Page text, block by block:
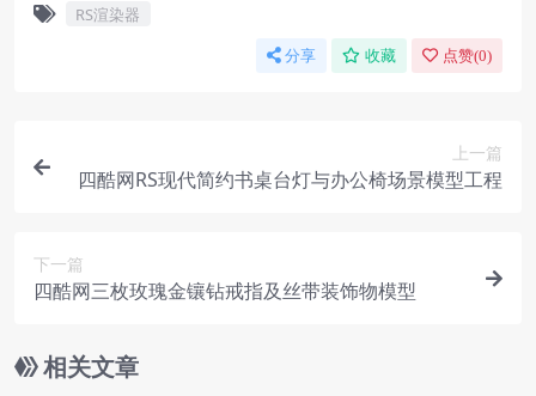
RS渲染器
分享 收藏 点赞(0)
上一篇
四酷网RS现代简约书桌台灯与办公椅场景模型工程
下一篇
四酷网三枚玫瑰金镶钻戒指及丝带装饰物模型
相关文章